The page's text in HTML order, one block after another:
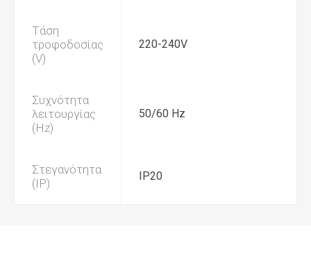
Τάση
τροφοδοσίας
(V)
220-240V
Συχνότητα
λειτουργίας
(Hz)
50/60 Hz
Στεγανότητα
(IP)
IP20